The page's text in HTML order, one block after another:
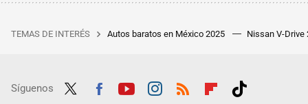
TEMAS DE INTERÉS Autos baratos en México 2025 Nissan V-Drive
Síguenos